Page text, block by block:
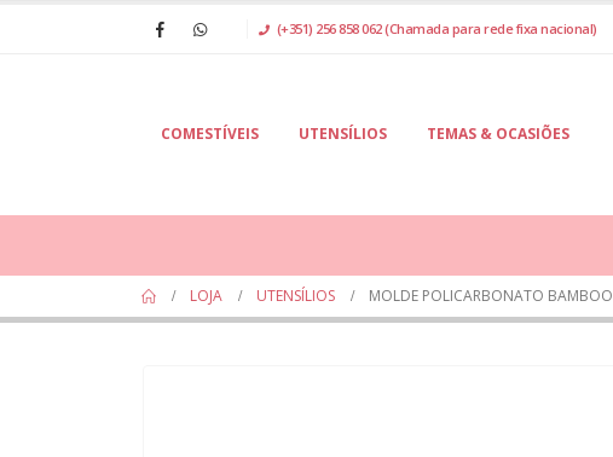
(+351) 256 858 062 (Chamada para rede fixa nacional)
COMESTÍVEIS UTENSÍLIOS TEMAS & OCASIÕES
LOJA UTENSÍLIOS MOLDE POLICARBONATO BAMBOO